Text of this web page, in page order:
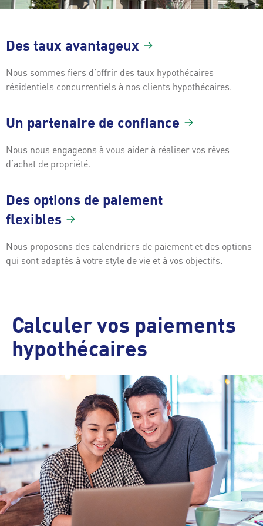
Des taux avantageux
Nous sommes fiers d’offrir des taux hypothécaires
résidentiels concurrentiels à nos clients hypothécaires.
Un partenaire de confiance
Nous nous engageons à vous aider à réaliser vos rêves
d’achat de propriété.
Des options de paiement
flexibles
Nous proposons des calendriers de paiement et des options
qui sont adaptés à votre style de vie et à vos objectifs.
Calculer vos paiements
hypothécaires